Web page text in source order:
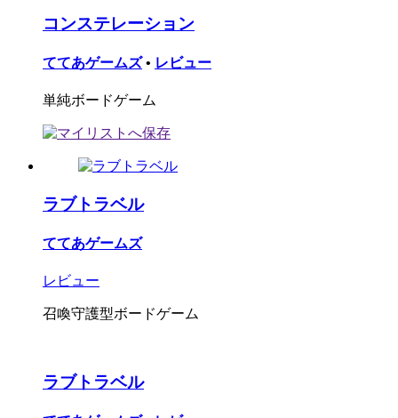
コンステレーション
ててあゲームズ • レビュー
単純ボードゲーム
ラブトラベル
ててあゲームズ
レビュー
召喚守護型ボードゲーム
ラブトラベル